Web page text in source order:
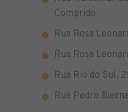
Comprido
Rua Rosa
Rua Rosa
Rua Rio do Sul,
Rua Pedro